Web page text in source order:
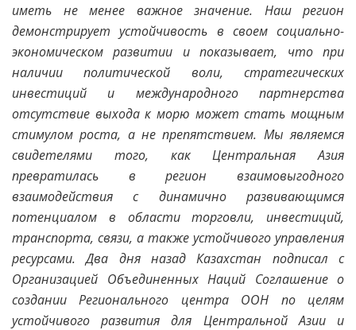
иметь не менее важное значение. Наш регион
демонстрирует устойчивость в своем социально-
экономическом развитии и показывает, что при
наличии политической воли, стратегических
инвестиций и международного партнерства
отсутствие выхода к морю может стать мощным
стимулом роста, а не препятствием. Мы являемся
свидетелями того, как Центральная Азия
превратилась в регион взаимовыгодного
взаимодействия с динамично развивающимся
потенциалом в области торговли, инвестиций,
транспорта, связи, а также устойчивого управления
ресурсами. Два дня назад Казахстан подписал с
Организацией Объединенных Наций Соглашение о
создании Регионального центра ООН по целям
устойчивого развития для Центральной Азии и